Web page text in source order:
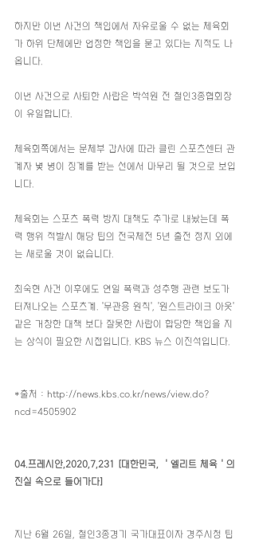
하지만 이번 사건의 책임에서 자유로울 수 없는 체육회
가 하위 단체에만 엄정한 책임을 묻고 있다는 지적도 나
옵니다.
이번 사건으로 사퇴한 사람은 박석원 전 철인3종협회장
이 유일합니다.
체육회쪽에서는 문체부 감사에 따라 클린 스포츠센터 관
계자 몇 명이 징계를 받는 선에서 마무리 될 것으로 보입
니다.
체육회는 스포츠 폭력 방지 대책도 추가로 내놨는데 폭
력 행위 적발시 해당 팀의 전국체전 5년 출전 정지 외에
는 새로울 것이 없습니다.
최숙현 사건 이후에도 연일 폭력과 성추행 관련 보도가
터져나오는 스포츠계. '무관용 원칙', '원스트라이크 아웃'
같은 거창한 대책 보다 잘못한 사람이 합당한 책임을 지
는 상식이 필요한 시점입니다. KBS 뉴스 이진석입니다.
*출처 : http://news.kbs.co.kr/news/view.do?
ncd=4505902
04.프레시안,2020,7,231 [대한민국, ＇엘리트 체육＇의
진실 속으로 들어가다]
지난 6월 26일, 철인3종경기 국가대표이자 경주시청 팀